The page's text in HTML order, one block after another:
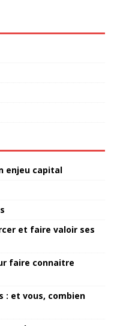
enjeu capital
et faire valoir ses
faire connaitre
: et vous, combien